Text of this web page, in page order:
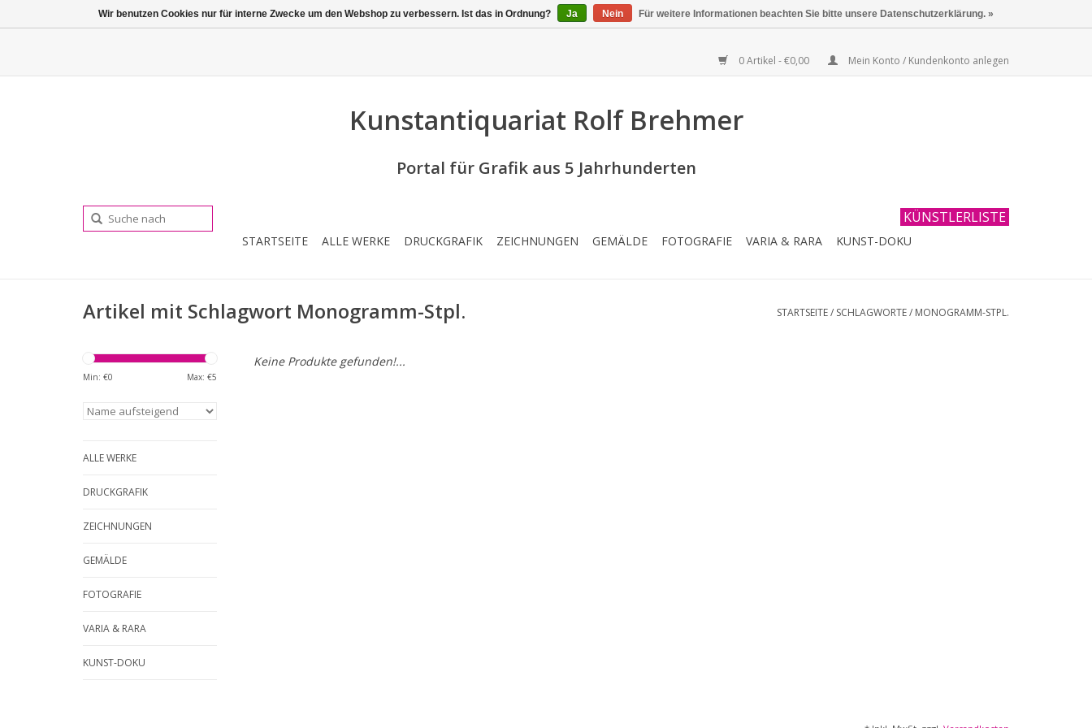
0 Artikel - €0,00 Mein Konto / Kundenkonto anlegen
Kunstantiquariat Rolf Brehmer
Portal für Grafik aus 5 Jahrhunderten
KÜNSTLERLISTE
STARTSEITE ALLE WERKE DRUCKGRAFIK ZEICHNUNGEN GEMÄLDE FOTOGRAFIE VARIA & RARA KUNST-DOKU
Artikel mit Schlagwort Monogramm-Stpl. STARTSEITE/ SCHLAGWORTE/ MONOGRAMM-STPL.
Min: €0 Max: €5
ALLE WERKE
DRUCKGRAFIK
ZEICHNUNGEN
GEMÄLDE
FOTOGRAFIE
VARIA & RARA
KUNST-DOKU
Keine Produkte gefunden!...
Wir benutzen Cookies nur für interne Zwecke um den Webshop zu verbessern. Ist das in Ordnung? Ja Nein Für weitere Informationen beachten Sie bitte unsere Datenschutzerklärung. »